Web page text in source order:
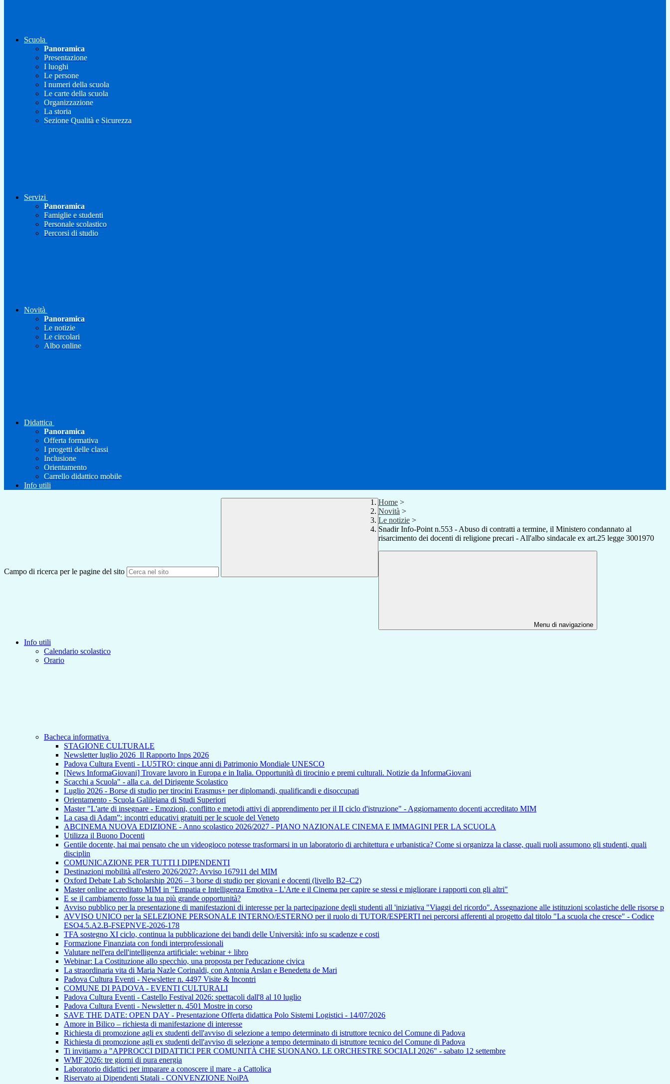
Scuola
Panoramica
Presentazione
I luoghi
Le persone
I numeri della scuola
Le carte della scuola
Organizzazione
La storia
Sezione Qualità e Sicurezza
Servizi
Panoramica
Famiglie e studenti
Personale scolastico
Percorsi di studio
Novità
Panoramica
Le notizie
Le circolari
Albo online
Didattica
Panoramica
Offerta formativa
I progetti delle classi
Inclusione
Orientamento
Carrello didattico mobile
Info utili
Campo di ricerca per le pagine del sito
Home >
Novità >
Le notizie >
Snadir Info-Point n.553 - Abuso di contratti a termine, il Ministero condannato al
risarcimento dei docenti di religione precari - All'albo sindacale ex art.25 legge 3001970
Menu di navigazione
Info utili
Calendario scolastico
Orario
Bacheca informativa
STAGIONE CULTURALE
Newsletter luglio 2026_Il Rapporto Inps 2026
Padova Cultura Eventi - LU5TRO: cinque anni di Patrimonio Mondiale UNESCO
[News InformaGiovani] Trovare lavoro in Europa e in Italia. Opportunità di tirocinio e premi culturali. Notizie da InformaGiovani
Scacchi a Scuola" - alla c.a. del Dirigente Scolastico
Luglio 2026 - Borse di studio per tirocini Erasmus+ per diplomandi, qualificandi e disoccupati
Orientamento - Scuola Galileiana di Studi Superiori
Master "L'arte di insegnare - Emozioni, conflitto e metodi attivi di apprendimento per il II ciclo d'istruzione" - Aggiornamento docenti accreditato MIM
La casa di Adam”: incontri educativi gratuiti per le scuole del Veneto
ABCINEMA NUOVA EDIZIONE - Anno scolastico 2026/2027 - PIANO NAZIONALE CINEMA E IMMAGINI PER LA SCUOLA
Utilizza il Buono Docenti
Gentile docente, hai mai pensato che un videogioco potesse trasformarsi in un laboratorio di architettura e urbanistica? Come si organizza la classe, quali ruoli assumono gli studenti, quali
disciplin
COMUNICAZIONE PER TUTTI I DIPENDENTI
Destinazioni mobilità all'estero 2026/2027: Avviso 167911 del MIM
Oxford Debate Lab Scholarship 2026 – 3 borse di studio per giovani e docenti (livello B2–C2)
Master online accreditato MIM in "Empatia e Intelligenza Emotiva - L'Arte e il Cinema per capire se stessi e migliorare i rapporti con gli altri"
E se il cambiamento fosse la tua più grande opportunità?
Avviso pubblico per la presentazione di manifestazioni di interesse per la partecipazione degli studenti all 'iniziativa "Viaggi del ricordo". Assegnazione alle istituzioni scolastiche delle risorse p
AVVISO UNICO per la SELEZIONE PERSONALE INTERNO/ESTERNO per il ruolo di TUTOR/ESPERTI nei percorsi afferenti al progetto dal titolo "La scuola che cresce" - Codice
ESO4.5.A2.B-FSEPNVE-2026-178
TFA sostegno XI ciclo, continua la pubblicazione dei bandi delle Università: info su scadenze e costi
Formazione Finanziata con fondi interprofessionali
Valutare nell'era dell'intelligenza artificiale: webinar + libro
Webinar: La Costituzione allo specchio, una proposta per l'educazione civica
La straordinaria vita di Maria Nazle Corinaldi, con Antonia Arslan e Benedetta de Mari
Padova Cultura Eventi - Newsletter n. 4497 Visite & Incontri
COMUNE DI PADOVA - EVENTI CULTURALI
Padova Cultura Eventi - Castello Festival 2026: spettacoli dall'8 al 10 luglio
Padova Cultura Eventi - Newsletter n. 4501 Mostre in corso
SAVE THE DATE: OPEN DAY - Presentazione Offerta didattica Polo Sistemi Logistici - 14/07/2026
Amore in Bilico – richiesta di manifestazione di interesse
Richiesta di promozione agli ex studenti dell'avviso di selezione a tempo determinato di istruttore tecnico del Comune di Padova
Richiesta di promozione agli ex studenti dell'avviso di selezione a tempo determinato di istruttore tecnico del Comune di Padova
Ti invitiamo a "APPROCCI DIDATTICI PER COMUNITÀ CHE SUONANO. LE ORCHESTRE SOCIALI 2026" - sabato 12 settembre
WMF 2026: tre giorni di pura energia
Laboratorio didattici per imparare a conoscere il mare - a Cattolica
Riservato ai Dipendenti Statali - CONVENZIONE NoiPA